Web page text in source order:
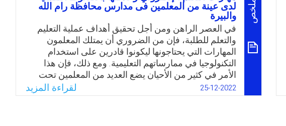
ملخص لدى عينة من المعلمين فى مدارس محافظة رام الله
والبيرة
في العصر الراهن ومن أجل تحقيق أهداف عملية التعليم
والتعلم للطلبة، فإن من الضروري أن يمتلك المعلمون
المهارات التي يحتاجونها ليكونوا قادرين على استخدام
التكنولوجيا في ممارساتهم التعليمية. ومع ذلك، فإن هذا
الأمر في كثير من الأحيان يضع العديد من المعلمين تحت
طائلة الضغوط والارهاق، لأن التطور التكنولوجي يشكل
تحديًا للمعلمين بمؤسسات التعليم، وبالتالي تتناول الدراسة
25-12-2022 لقراءة المزيد